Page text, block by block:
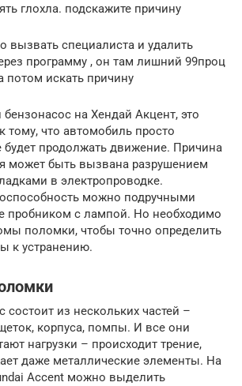
глохла. подскажите причину
вызвать специалиста и удалить
программу , он там лишний 99проц
потом искать причину
на Хендай Акцент, это
тому, что автомобиль просто
будет продолжать движение. Причина
может быть вызвана разрушением
в электропроводке.
можно подручными
пробником с лампой. Но необходимо
поломки, чтобы точно определить
к устранению.
из нескольких частей –
корпуса, помпы. И все они
нагрузки – происходит трение,
даже металлические элементы. На
Accent можно выделить